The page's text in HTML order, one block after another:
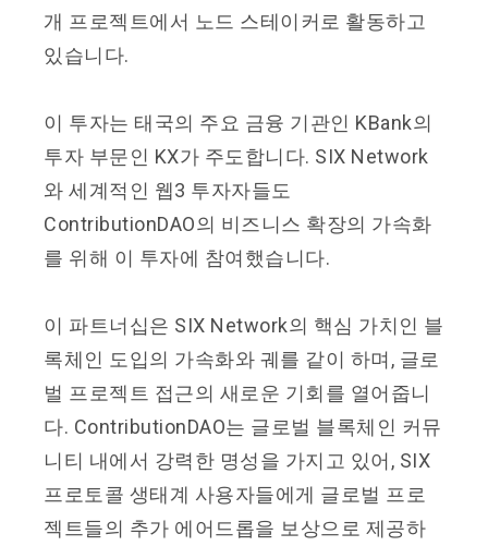
개 프로젝트에서 노드 스테이커로 활동하고
있습니다.
이 투자는 태국의 주요 금융 기관인 KBank의
투자 부문인 KX가 주도합니다. SIX Network
와 세계적인 웹3 투자자들도
ContributionDAO의 비즈니스 확장의 가속화
를 위해 이 투자에 참여했습니다.
이 파트너십은 SIX Network의 핵심 가치인 블
록체인 도입의 가속화와 궤를 같이 하며, 글로
벌 프로젝트 접근의 새로운 기회를 열어줍니
다. ContributionDAO는 글로벌 블록체인 커뮤
니티 내에서 강력한 명성을 가지고 있어, SIX
프로토콜 생태계 사용자들에게 글로벌 프로
젝트들의 추가 에어드롭을 보상으로 제공하